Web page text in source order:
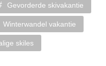
Gevorderde skivakantie
Winterwandel vakantie
skiles